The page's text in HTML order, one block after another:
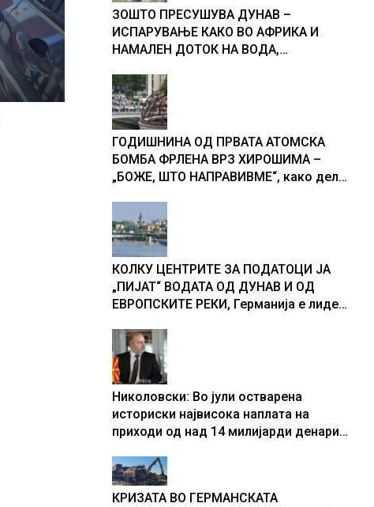
ЗОШТО ПРЕСУШУВА ДУНАВ –
ИСПАРУВАЊЕ КАКО ВО АФРИКА И
НАМАЛЕН ДОТОК НА ВОДА,
Србија
ГОДИШНИНА ОД ПРВАТА АТОМСКА
БОМБА ФРЛЕНА ВРЗ ХИРОШИМА –
„БОЖЕ, ШТО НАПРАВИВМЕ“, како дел
учесниците во бомбардирањето го
доживуваа овој настан што го
промени текот на историјата
КОЛКУ ЦЕНТРИТЕ ЗА ПОДАТОЦИ ЈА
„ПИЈАТ“ ВОДАТА ОД ДУНАВ И ОД
ЕВРОПСКИТЕ РЕКИ, Германија е лидер
центри за податоци
Николовски: Во јули остварена
историски највисока наплата на
приходи од над 14 милијарди денари
резултати
КРИЗАТА ВО ГЕРМАНСКАТА